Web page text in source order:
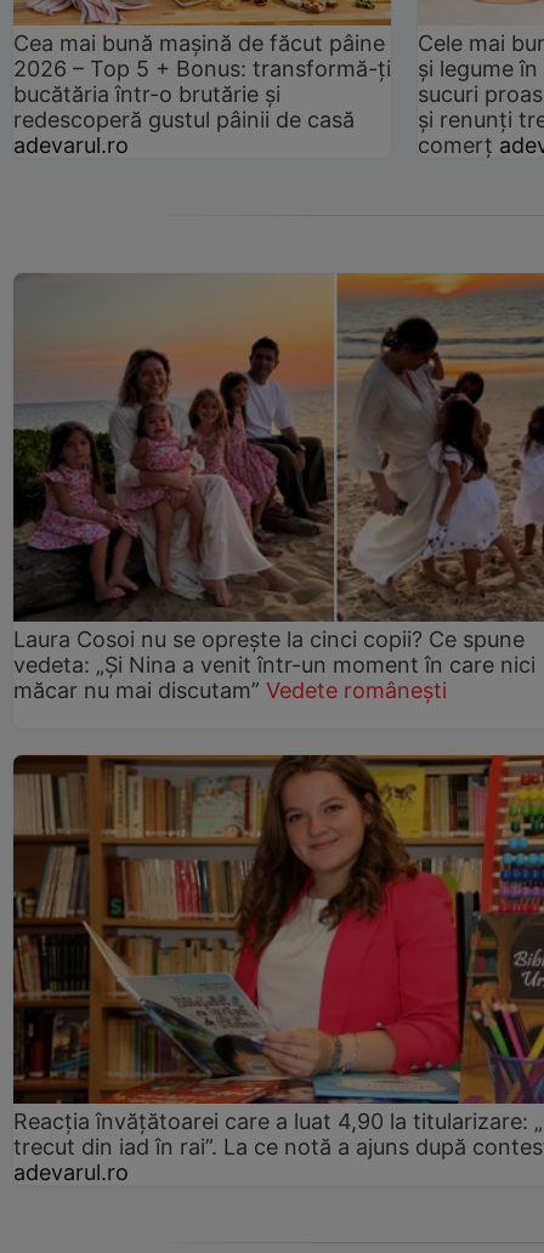
Cea mai bună mașină de făcut pâine
2026 – Top 5 + Bonus: transformă-ți
bucătăria într-o brutărie și
redescoperă gustul pâinii de casă
adevarul.ro
Cele mai
și legume
sucuri
și renunți
comerț
Laura Cosoi nu se oprește la cinci copii? Ce spune
vedeta: „Și Nina a venit într-un moment în care nici
măcar nu mai discutam” Vedete românești
Reacția învățătoarei care a luat 4,90 la titularizare:
trecut din iad în rai”. La ce notă a ajuns după
adevarul.ro